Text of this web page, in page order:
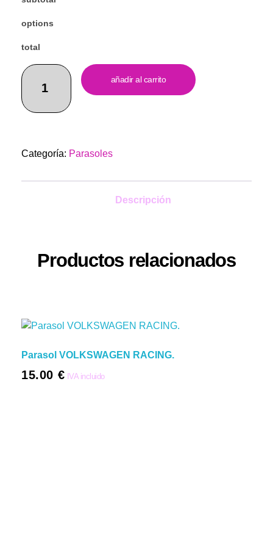
options
total
añadir al carrito
Categoría: Parasoles
Descripción
Productos relacionados
Parasol VOLKSWAGEN RACING.
15.00 € IVA incluido